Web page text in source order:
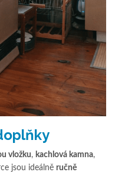
vložku, kachlová kamna,
jsou ideálně ručně